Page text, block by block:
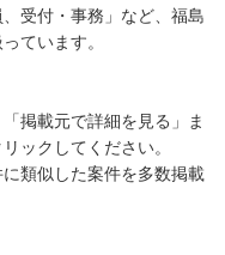
受付・事務」など、福島
ています。
掲載元で詳細を見る」ま
ックしてください。
類似した案件を多数掲載